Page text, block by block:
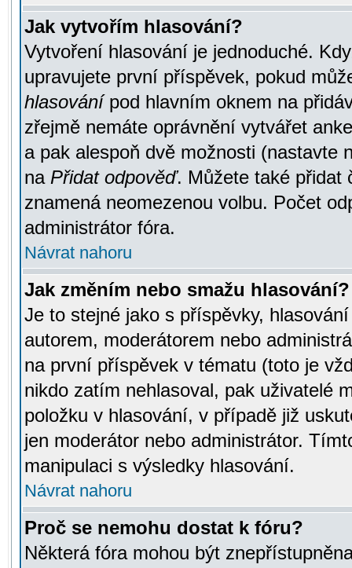
Jak vytvořím hlasování?
Vytvoření hlasování je jednoduché.
upravujete první příspěvek, pokud
hlasovánípod hlavním oknem na
zřejmě nemáte oprávnění vytvářet
a pak alespoň dvě možnosti (nastavte
na Přidat odpověď. Můžete také přidat
znamená neomezenou volbu. Počet
administrátor fóra.
Návrat nahoru
Jak změním nebo smažu hlasování?
Je to stejné jako s příspěvky,
autorem, moderátorem nebo
na první příspěvek v tématu (toto je
nikdo zatím nehlasoval, pak uživatelé
položku v hlasování, v případě již
jen moderátor nebo administrátor.
manipulaci s výsledky hlasování.
Návrat nahoru
Proč se nemohu dostat k fóru?
Některá fóra mohou být